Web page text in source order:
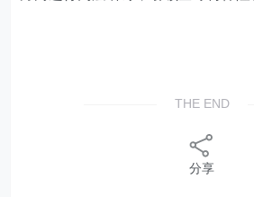
THE END
分享